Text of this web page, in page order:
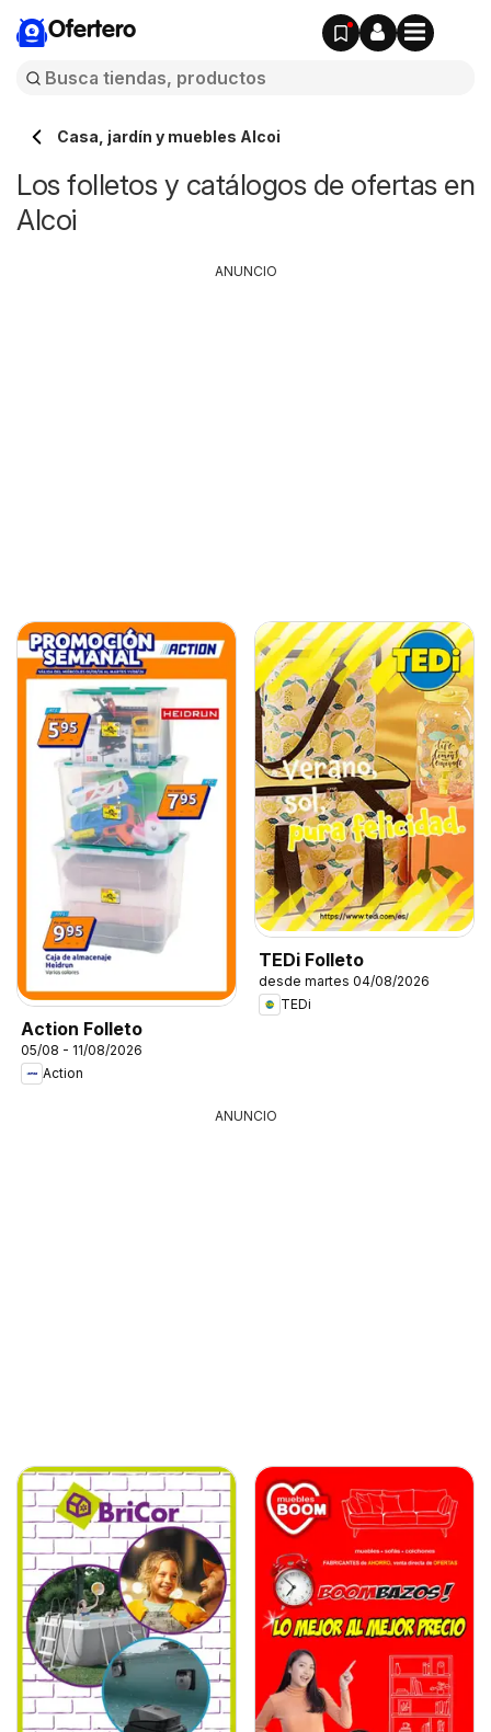
Ofertero
Casa, jardín y muebles Alcoi
Los folletos y catálogos de ofertas en
Alcoi
Action Folleto
05/08 - 11/08/2026
Action
TEDi Folleto
desde martes 04/08/2026
TEDi
ANUNCIO
ANUNCIO